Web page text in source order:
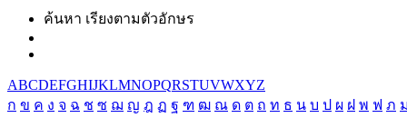
ค้นหา เรียงตามตัวอักษร
ABCDEFGHIJKLMNOPQRSTUVWXYZ
ก ข ค ง จ ฉ ช ซ ฌ ญ ฎ ฏ ฐ ฑ ฒ ณ ด ต ถ ท ธ น บ ป ผ ฝ พ ฟ ภ